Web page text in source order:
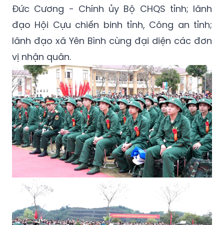
Đức Cương - Chính ủy Bộ CHQS tỉnh; lãnh
đạo Hội Cựu chiến binh tỉnh, Công an tỉnh;
lãnh đạo xã Yên Bình cùng đại diện các đơn
vị nhận quân.